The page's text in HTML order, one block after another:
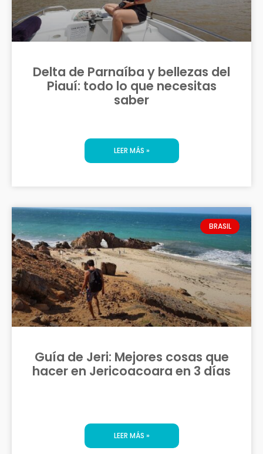
Delta de Parnaíba y bellezas del
Piauí: todo lo que necesitas
saber
LEER MÁS »
BRASIL
Guía de Jeri: Mejores cosas que
hacer en Jericoacoara en 3 días
LEER MÁS »